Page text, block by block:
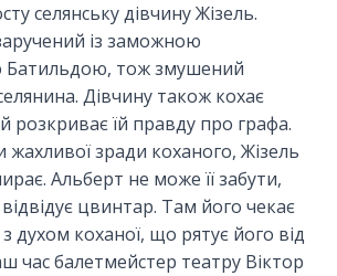
селянську дівчину Жізель.
із заможною
Батильдою, тож змушений
Дівчину також кохає
розкриває їй правду про графа.
зради коханого, Жізель
Альберт не може її забути,
цвинтар. Там його чекає
з духом коханої, що рятує його від
час балетмейстер театру Віктор